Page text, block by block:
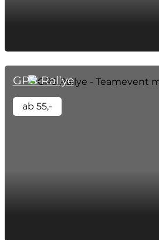
GPS-Rallye
ab 55,-